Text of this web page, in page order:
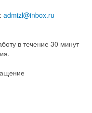
admizl@inbox.ru
в течение 30 минут